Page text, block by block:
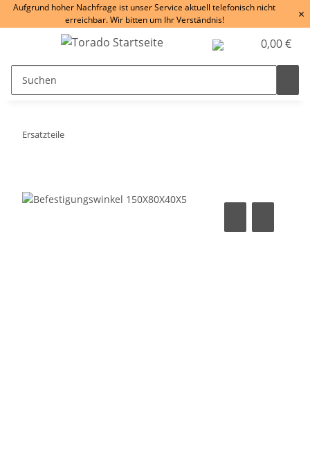
Aufgrund hoher Nachfrage ist unser Service aktuell telefonisch nicht
erreichbar. Wir bitten um Ihr Verständnis!
×
0,00 €
Ersatzteile